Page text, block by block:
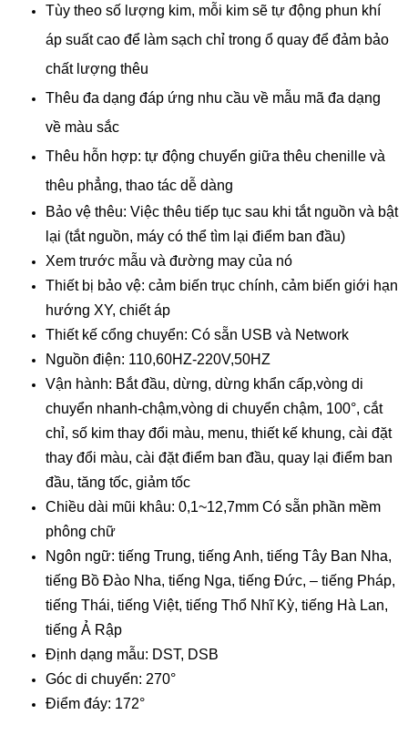
Tùy theo số lượng kim, mỗi kim sẽ tự động phun khí
áp suất cao để làm sạch chỉ trong ổ quay để đảm bảo
chất lượng thêu
Thêu đa dạng đáp ứng nhu cầu về mẫu mã đa dạng
về màu sắc
Thêu hỗn hợp: tự động chuyển giữa thêu chenille và
thêu phẳng, thao tác dễ dàng
Bảo vệ thêu: Việc thêu tiếp tục sau khi tắt nguồn và bật
lại (tắt nguồn, máy có thể tìm lại điểm ban đầu)
Xem trước mẫu và đường may của nó
Thiết bị bảo vệ: cảm biến trục chính, cảm biến giới hạn
hướng XY, chiết áp
Thiết kế cổng chuyển: Có sẵn USB và Network
Nguồn điện: 110,60HZ-220V,50HZ
Vận hành: Bắt đầu, dừng, dừng khẩn cấp,vòng di
chuyển nhanh-chậm,vòng di chuyển chậm, 100°, cắt
chỉ, số kim thay đổi màu, menu, thiết kế khung, cài đặt
thay đổi màu, cài đặt điểm ban đầu, quay lại điểm ban
đầu, tăng tốc, giảm tốc
Chiều dài mũi khâu: 0,1~12,7mm Có sẵn phần mềm
phông chữ
Ngôn ngữ: tiếng Trung, tiếng Anh, tiếng Tây Ban Nha,
tiếng Bồ Đào Nha, tiếng Nga, tiếng Đức, – tiếng Pháp,
tiếng Thái, tiếng Việt, tiếng Thổ Nhĩ Kỳ, tiếng Hà Lan,
tiếng Ả Rập
Định dạng mẫu: DST, DSB
Góc di chuyển: 270°
Điểm đáy: 172°